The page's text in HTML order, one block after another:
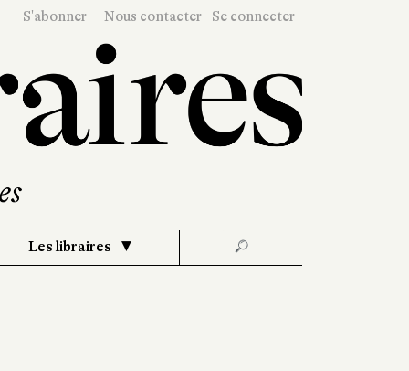
S'abonner Nous contacter Se connecter
Les libraires 🔎